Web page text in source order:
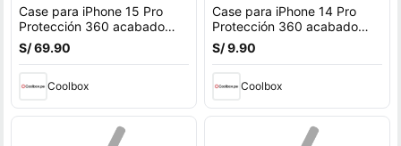
Case para iPhone 15 Pro
Protección 360 acabado
puffer, degradado morado
S/ 69.90
Coolbox
Case para iPhone 14 Pro
Protección 360 acabado
puffer, degradado azul
S/ 9.90
Coolbox